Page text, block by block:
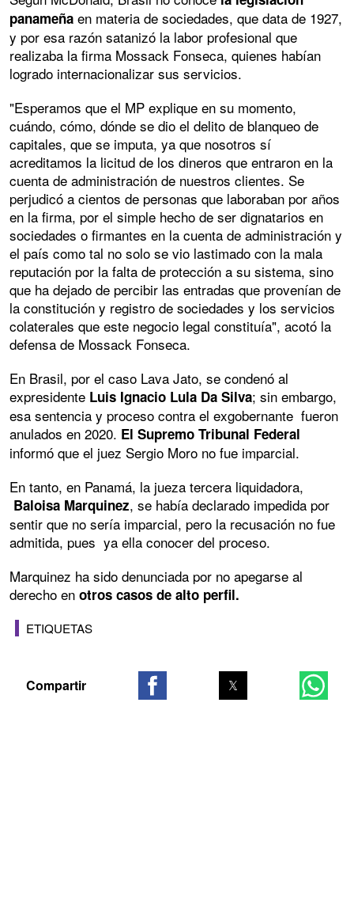
panameña en materia de sociedades, que data de 1927,
y por esa razón satanizó la labor profesional que
realizaba la firma Mossack Fonseca, quienes habían
logrado internacionalizar sus servicios.
"Esperamos que el MP explique en su momento,
cuándo, cómo, dónde se dio el delito de blanqueo de
capitales, que se imputa, ya que nosotros sí
acreditamos la licitud de los dineros que entraron en la
cuenta de administración de nuestros clientes. Se
perjudicó a cientos de personas que laboraban por años
en la firma, por el simple hecho de ser dignatarios en
sociedades o firmantes en la cuenta de administración y
el país como tal no solo se vio lastimado con la mala
reputación por la falta de protección a su sistema, sino
que ha dejado de percibir las entradas que provenían de
la constitución y registro de sociedades y los servicios
colaterales que este negocio legal constituía", acotó la
defensa de Mossack Fonseca.
En Brasil, por el caso Lava Jato, se condenó al
expresidente Luis Ignacio Lula Da Silva; sin embargo,
esa sentencia y proceso contra el exgobernante fueron
anulados en 2020. El Supremo Tribunal Federal
informó que el juez Sergio Moro no fue imparcial.
En tanto, en Panamá, la jueza tercera liquidadora,
Baloisa Marquinez, se había declarado impedida por
sentir que no sería imparcial, pero la recusación no fue
admitida, pues ya ella conocer del proceso.
Marquinez ha sido denunciada por no apegarse al
derecho en otros casos de alto perfil.
ETIQUETAS